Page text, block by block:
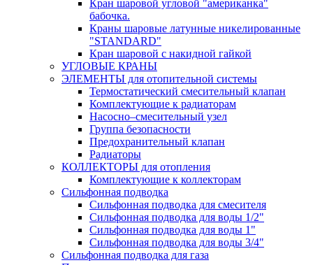
Кран шаровой угловой "американка"
бабочка.
Краны шаровые латунные никелированные
"STANDARD"
Кран шаровой с накидной гайкой
УГЛОВЫЕ КРАНЫ
ЭЛЕМЕНТЫ для отопительной системы
Термостатический смесительный клапан
Комплектующие к радиаторам
Насосно–смесительный узел
Группа безопасности
Предохранительный клапан
Радиаторы
КОЛЛЕКТОРЫ для отопления
Комплектующие к коллекторам
Сильфонная подводка
Сильфонная подводка для смесителя
Сильфонная подводка для воды 1/2"
Сильфонная подводка для воды 1"
Сильфонная подводка для воды 3/4"
Cильфонная подводка для газа